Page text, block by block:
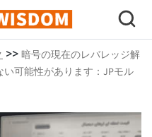
の知恵
>> 暗号の現在のレバレッジ解
可能性があります：JPモル